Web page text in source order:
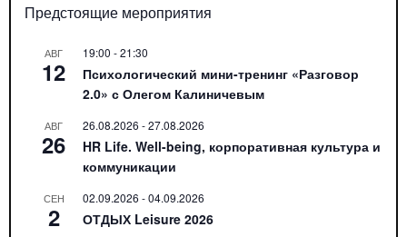
Предстоящие мероприятия
АВГ
12
19:00 -21:30
Психологический мини-тренинг «Разговор
2.0» с Олегом Калиничевым
АВГ
26
26.08.2026 -27.08.2026
HR Life. Well-being, корпоративная культура и
коммуникации
СЕН
2
02.09.2026 -04.09.2026
ОТДЫХ Leisure 2026